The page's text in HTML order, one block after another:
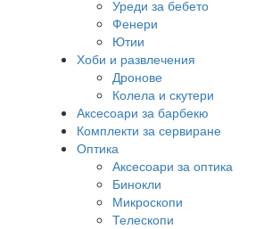
Уреди за бебето
Фенери
Ютии
Хоби и развлечения
Дронове
Колела и скутери
Аксесоари за барбекю
Комплекти за сервиране
Оптика
Аксесоари за оптика
Бинокли
Микроскопи
Телескопи